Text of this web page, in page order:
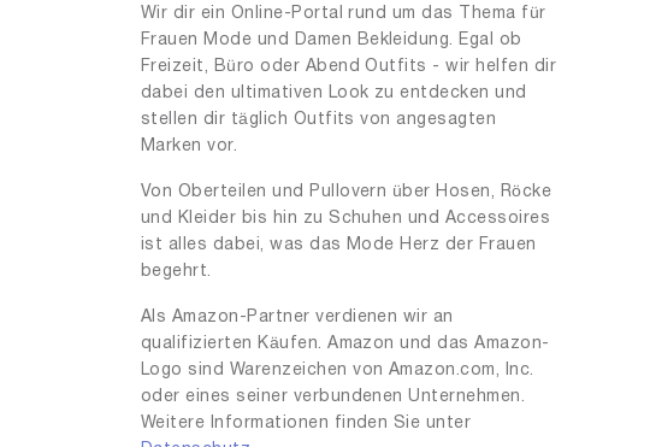
Wir dir ein Online-Portal rund um das Thema für
Frauen Mode und Damen Bekleidung. Egal ob
Freizeit, Büro oder Abend Outfits - wir helfen dir
dabei den ultimativen Look zu entdecken und
stellen dir täglich Outfits von angesagten
Marken vor.
Von Oberteilen und Pullovern über Hosen, Röcke
und Kleider bis hin zu Schuhen und Accessoires
ist alles dabei, was das Mode Herz der Frauen
begehrt.
Als Amazon-Partner verdienen wir an
qualifizierten Käufen. Amazon und das Amazon-
Logo sind Warenzeichen von Amazon.com, Inc.
oder eines seiner verbundenen Unternehmen.
Weitere Informationen finden Sie unter